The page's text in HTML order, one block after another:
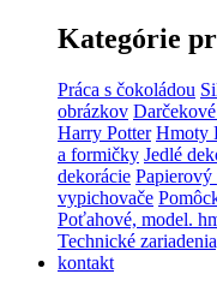
Kategórie
Práca s čokoládou
obrázkov
Harry Potter Hmoty
a formičky Jedlé
dekorácie Papierový
vypichovače
Poťahové, model.
Technické
kontakt